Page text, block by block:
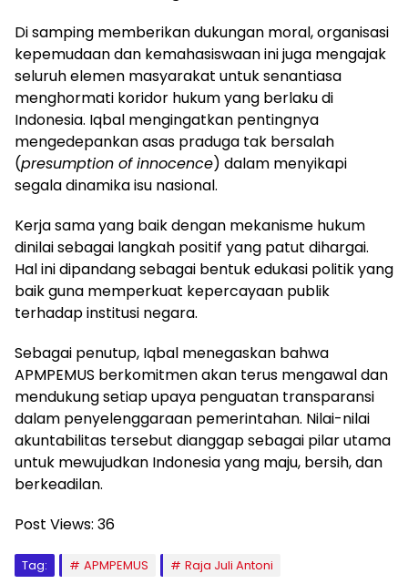
Di samping memberikan dukungan moral, organisasi
kepemudaan dan kemahasiswaan ini juga mengajak
seluruh elemen masyarakat untuk senantiasa
menghormati koridor hukum yang berlaku di
Indonesia. Iqbal mengingatkan pentingnya
mengedepankan asas praduga tak bersalah
(presumption of innocence) dalam menyikapi
segala dinamika isu nasional.
Kerja sama yang baik dengan mekanisme hukum
dinilai sebagai langkah positif yang patut dihargai.
Hal ini dipandang sebagai bentuk edukasi politik yang
baik guna memperkuat kepercayaan publik
terhadap institusi negara.
Sebagai penutup, Iqbal menegaskan bahwa
APMPEMUS berkomitmen akan terus mengawal dan
mendukung setiap upaya penguatan transparansi
dalam penyelenggaraan pemerintahan. Nilai-nilai
akuntabilitas tersebut dianggap sebagai pilar utama
untuk mewujudkan Indonesia yang maju, bersih, dan
berkeadilan.
Post Views: 36
Tag: APMPEMUS
Raja Juli Antoni